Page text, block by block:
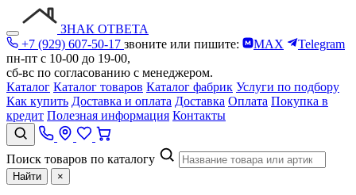
ЗНАК ОТВЕТА
+7 (929) 607-50-17 звоните или пишите: MAX
Telegram
пн-пт с 10-00 до 19-00,
сб-вс по согласованию с менеджером.
Каталог Каталог товаров Каталог фабрик Услуги по подбору
Как купить Доставка и оплата Доставка Оплата Покупка в
кредит Полезная информация Контакты
Поиск товаров по каталогу
Найти ×